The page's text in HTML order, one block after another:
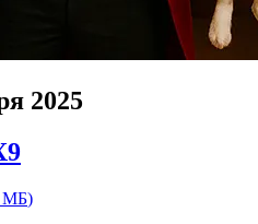
2025
МБ)